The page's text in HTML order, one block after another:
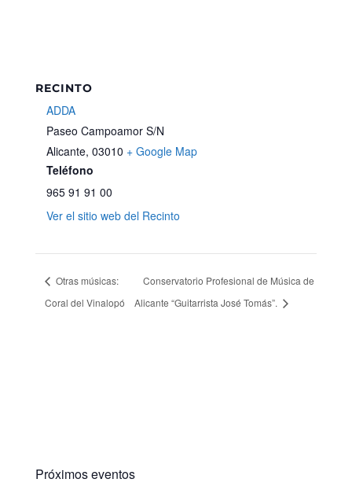
RECINTO
ADDA
Paseo Campoamor S/N
Alicante, 03010 + Google Map
Teléfono
965 91 91 00
Ver el sitio web del Recinto
Otras músicas:
Coral del Vinalopó
Conservatorio Profesional de Música de
Alicante “Guitarrista José Tomás”.
Próximos eventos